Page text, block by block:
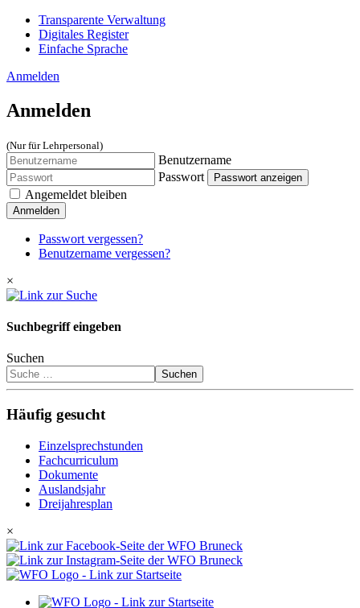
Transparente Verwaltung
Digitales Register
Einfache Sprache
Anmelden
Anmelden
(Nur für Lehrpersonal)
Benutzername
Passwort
Passwort anzeigen
Angemeldet bleiben
Anmelden
Passwort vergessen?
Benutzername vergessen?
×
Suchbegriff eingeben
Suchen
Suchen
Häufig gesucht
Einzelsprechstunden
Fachcurriculum
Dokumente
Auslandsjahr
Dreijahresplan
×